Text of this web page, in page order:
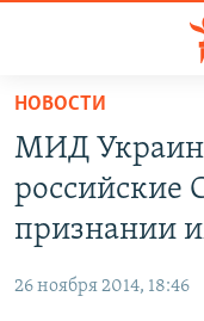
Вернуться
основному
содержанию
Вернутся
главной
навигации
СПЕЦПРОЕКТЫ
11 ЛЕТ ОККУПАЦИИ
ВОДА
ЕЩЕ
НОВОСТИ
МИД
российские
признании
26 ноября 2014, 18:46